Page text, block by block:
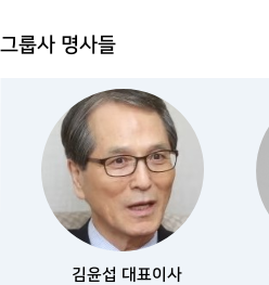
그룹사 명사들
김윤섭 대표이사